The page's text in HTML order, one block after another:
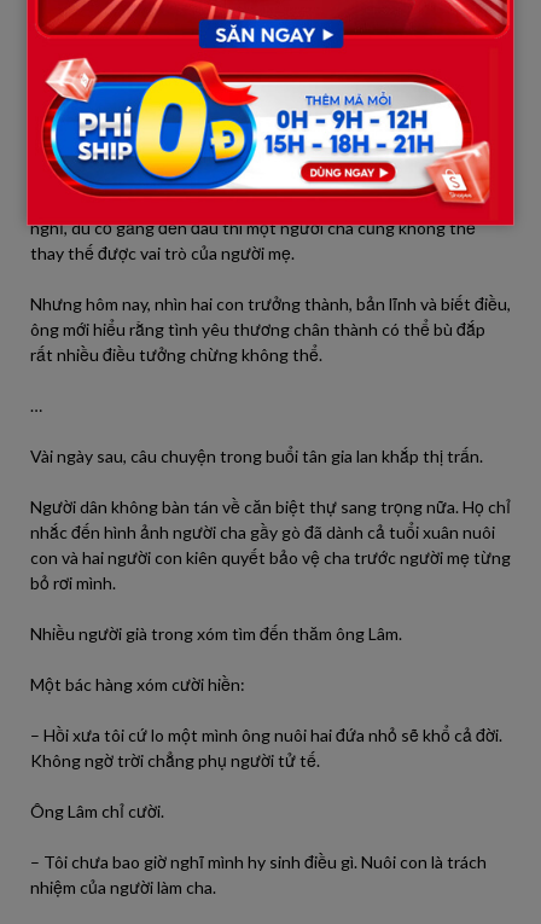
Minh Khang mỉm cười, lắc đầu.
– Không đâu cha. Có cha là đủ rồi.
Câu nói ngắn gọn ấy khiến ông Lâm nghẹn ngào.
Suốt gần ba mươi năm qua, ông luôn mang trong lòng cảm giác
có lỗi vì không thể cho các con một gia đình trọn vẹn. Ông từng
nghĩ, dù cố gắng đến đâu thì một người cha cũng không thể
thay thế được vai trò của người mẹ.
Nhưng hôm nay, nhìn hai con trưởng thành, bản lĩnh và biết điều,
ông mới hiểu rằng tình yêu thương chân thành có thể bù đắp
rất nhiều điều tưởng chừng không thể.
…
Vài ngày sau, câu chuyện trong buổi tân gia lan khắp thị trấn.
Người dân không bàn tán về căn biệt thự sang trọng nữa. Họ chỉ
nhắc đến hình ảnh người cha gầy gò đã dành cả tuổi xuân nuôi
con và hai người con kiên quyết bảo vệ cha trước người mẹ từng
bỏ rơi mình.
Nhiều người già trong xóm tìm đến thăm ông Lâm.
Một bác hàng xóm cười hiền:
– Hồi xưa tôi cứ lo một mình ông nuôi hai đứa nhỏ sẽ khổ cả đời.
Không ngờ trời chẳng phụ người tử tế.
Ông Lâm chỉ cười.
– Tôi chưa bao giờ nghĩ mình hy sinh điều gì. Nuôi con là trách
nhiệm của người làm cha.